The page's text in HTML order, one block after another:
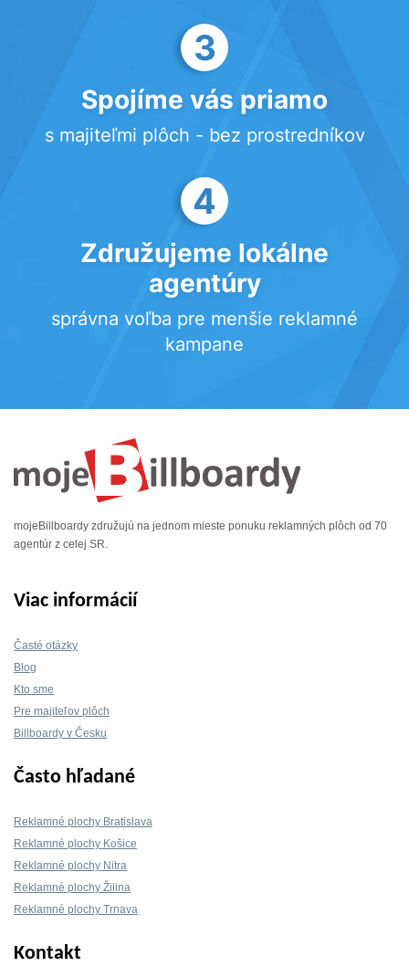
3
Spojíme vás priamo
s majiteľmi plôch - bez prostredníkov
4
Združujeme lokálne
agentúry
správna voľba pre menšie reklamné
kampane
mojeBillboardy združujú na jednom mieste ponuku reklamných plôch od 70
agentúr z celej SR.
Viac informácií
Časté otázky
Blog
Kto sme
Pre majiteľov plôch
Billboardy v Česku
Často hľadané
Reklamné plochy Bratislava
Reklamné plochy Košice
Reklamné plochy Nitra
Reklamné plochy Žilina
Reklamné plochy Trnava
Kontakt